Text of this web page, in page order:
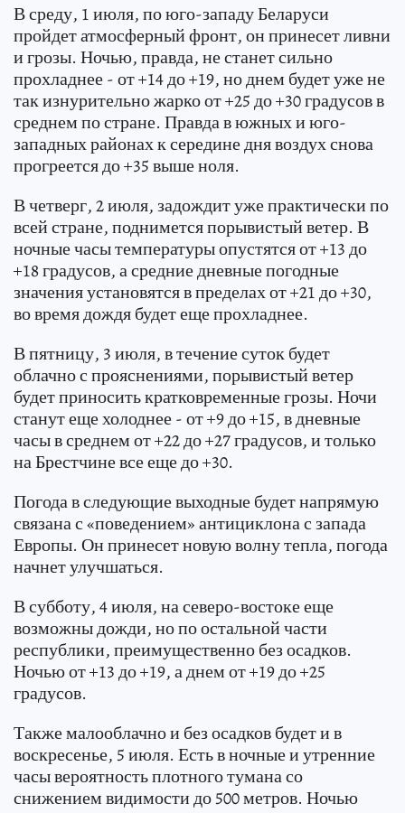
В среду, 1 июля, по юго-западу Беларуси
пройдет атмосферный фронт, он принесет ливни
и грозы. Ночью, правда, не станет сильно
прохладнее - от +14 до +19, но днем будет уже не
так изнурительно жарко от +25 до +30 градусов в
среднем по стране. Правда в южных и юго-
западных районах к середине дня воздух снова
прогреется до +35 выше ноля.
В четверг, 2 июля, задождит уже практически по
всей стране, поднимется порывистый ветер. В
ночные часы температуры опустятся от +13 до
+18 градусов, а средние дневные погодные
значения установятся в пределах от +21 до +30,
во время дождя будет еще прохладнее.
В пятницу, 3 июля, в течение суток будет
облачно с прояснениями, порывистый ветер
будет приносить кратковременные грозы. Ночи
станут еще холоднее - от +9 до +15, в дневные
часы в среднем от +22 до +27 градусов, и только
на Брестчине все еще до +30.
Погода в следующие выходные будет напрямую
связана с «поведением» антициклона с запада
Европы. Он принесет новую волну тепла, погода
начнет улучшаться.
В субботу, 4 июля, на северо-востоке еще
возможны дожди, но по остальной части
республики, преимущественно без осадков.
Ночью от +13 до +19, а днем от +19 до +25
градусов.
Также малооблачно и без осадков будет и в
воскресенье, 5 июля. Есть в ночные и утренние
часы вероятность плотного тумана со
снижением видимости до 500 метров. Ночью